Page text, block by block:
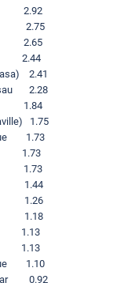
2.41
1.75